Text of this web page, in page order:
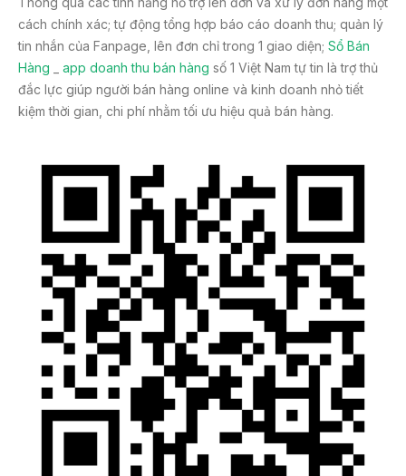
cách chính xác; tự động tổng hợp báo cáo doanh thu; quản lý
tin nhắn của Fanpage, lên đơn chỉ trong 1 giao diện; Sổ Bán
Hàng
app doanh thu bán hàng số 1 Việt Nam tự tin là trợ thủ
đắc lực giúp người bán hàng online và kinh doanh nhỏ tiết
kiệm thời gian, chi phí nhằm tối ưu hiệu quả bán hàng.